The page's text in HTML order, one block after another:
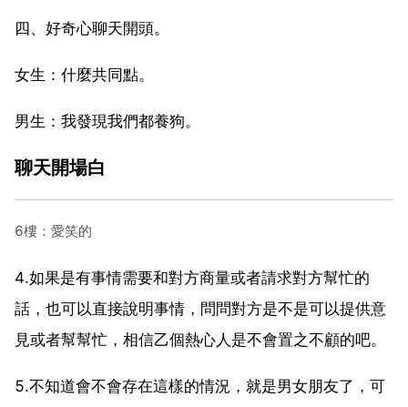
四、好奇心聊天開頭。
女生：什麼共同點。
男生：我發現我們都養狗。
聊天開場白
6樓：愛笑的
4.如果是有事情需要和對方商量或者請求對方幫忙的
話，也可以直接說明事情，問問對方是不是可以提供意
見或者幫幫忙，相信乙個熱心人是不會置之不顧的吧。
5.不知道會不會存在這樣的情況，就是男女朋友了，可